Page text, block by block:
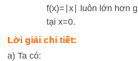
f(x)= x
luôn lớn hơn
tại x=0.
Lời giải chi tiết:
a) Ta có: